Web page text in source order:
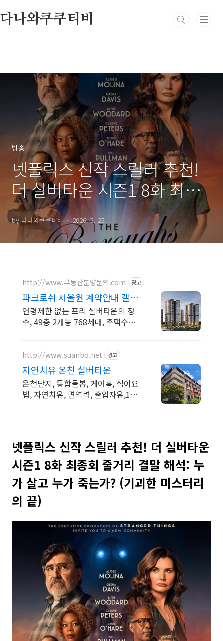
다나와쿠쿠티비
방송
넷플릭스 신작 스릴러 추천!
더 실버타운 시즌1 8화 최종
회 줄거리 결말 해석: 누가 살
고 누가 죽는가? (기괴한 미스
터리의 끝)
by 다나와쿠쿠티비 2026. 5. 25.
http://www.부동산분양문의.com 광고
파크로쉬 서울원 계약안내 갤러
리 방문예약
연령제한 없는 프리 실버타운의 정
수, 49층 2개동 768세대, 주택수제
http://www.suanbo.net 광고
자연치유 온천 실버타운
온천단지, 통합돌봄, 케어홈, 식이요
법, 자연치유, 면역력, 출입자유,1인
넷플릭스 신작 스릴러 추천! 더 실버타운
시즌1 8화 최종회 줄거리 결말 해석: 누
가 살고 누가 죽는가? (기괴한 미스터리
의 끝)